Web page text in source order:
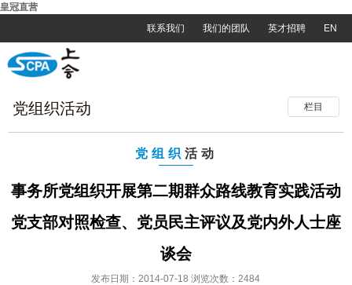
皇冠直营
联系我们
我们的团队 英才招聘 EN
栏目
党组织活动
党组织 活动
事务所党组织开展第二期群众路线教育实践活动
党支部对照检查、党员民主评议及党内外人士座
谈会
发布日期：2014-07-18 浏览次数：2484